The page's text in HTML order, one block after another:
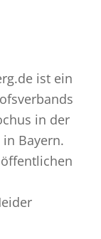
ist ein
in der
Bayern.